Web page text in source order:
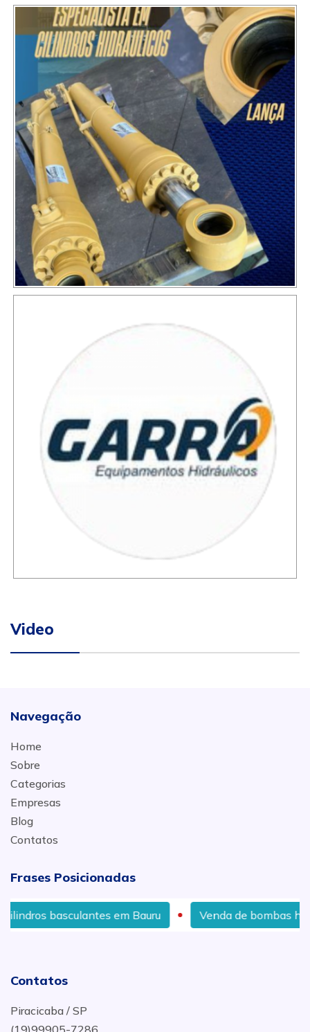
Video
Navegação
Home
Sobre
Categorias
Empresas
Blog
Contatos
Frases Posicionadas
em Bauru Venda de bombas hidráulicas em
Contatos
Piracicaba / SP
(19)99905-7286